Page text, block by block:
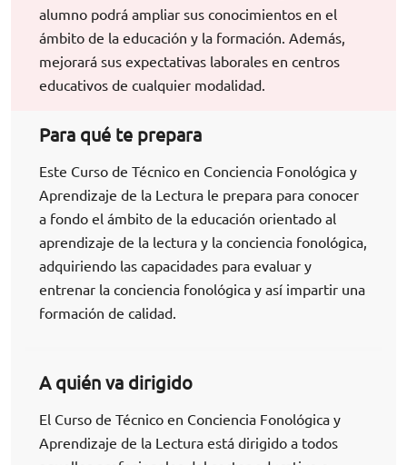
alumno podrá ampliar sus conocimientos en el
ámbito de la educación y la formación. Además,
mejorará sus expectativas laborales en centros
educativos de cualquier modalidad.
Para qué te prepara
Este Curso de Técnico en Conciencia Fonológica y
Aprendizaje de la Lectura le prepara para conocer
a fondo el ámbito de la educación orientado al
aprendizaje de la lectura y la conciencia fonológica,
adquiriendo las capacidades para evaluar y
entrenar la conciencia fonológica y así impartir una
formación de calidad.
A quién va dirigido
El Curso de Técnico en Conciencia Fonológica y
Aprendizaje de la Lectura está dirigido a todos